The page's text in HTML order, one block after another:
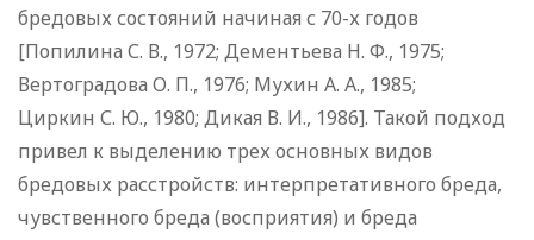
бредовых состояний начиная с 70-х годов
[Попилина С. В., 1972; Дементьева Н. Ф., 1975;
Вертоградова О. П., 1976; Мухин А. А., 1985;
Циркин С. Ю., 1980; Дикая В. И., 1986]. Такой подход
привел к выделению трех основных видов
бредовых расстройств: интерпретативного бреда,
чувственного бреда (восприятия) и бреда